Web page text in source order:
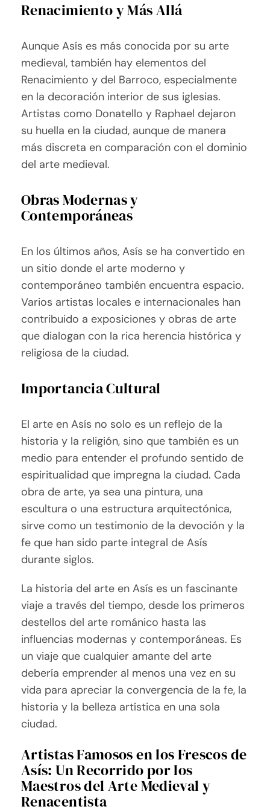
Renacimiento y Más Allá
Aunque Asís es más conocida por su arte
medieval, también hay elementos del
Renacimiento y del Barroco, especialmente
en la decoración interior de sus iglesias.
Artistas como Donatello y Raphael dejaron
su huella en la ciudad, aunque de manera
más discreta en comparación con el dominio
del arte medieval.
Obras Modernas y
Contemporáneas
En los últimos años, Asís se ha convertido en
un sitio donde el arte moderno y
contemporáneo también encuentra espacio.
Varios artistas locales e internacionales han
contribuido a exposiciones y obras de arte
que dialogan con la rica herencia histórica y
religiosa de la ciudad.
Importancia Cultural
El arte en Asís no solo es un reflejo de la
historia y la religión, sino que también es un
medio para entender el profundo sentido de
espiritualidad que impregna la ciudad. Cada
obra de arte, ya sea una pintura, una
escultura o una estructura arquitectónica,
sirve como un testimonio de la devoción y la
fe que han sido parte integral de Asís
durante siglos.
La historia del arte en Asís es un fascinante
viaje a través del tiempo, desde los primeros
destellos del arte románico hasta las
influencias modernas y contemporáneas. Es
un viaje que cualquier amante del arte
debería emprender al menos una vez en su
vida para apreciar la convergencia de la fe, la
historia y la belleza artística en una sola
ciudad.
Artistas Famosos en los Frescos de
Asís: Un Recorrido por los
Maestros del Arte Medieval y
Renacentista